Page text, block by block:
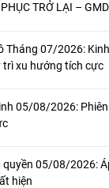
TRỞ LẠI – GMD
Tháng 07/2026: Kinh
trì xu hướng tích cực
05/08/2026: Phiên
quyền 05/08/2026:
hiện